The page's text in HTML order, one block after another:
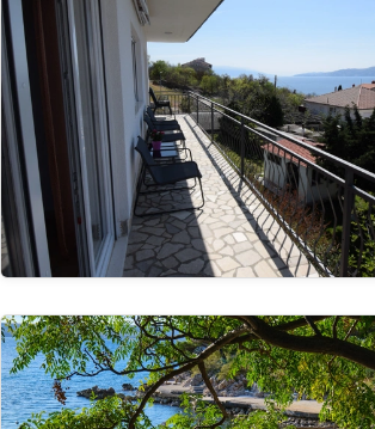
cijelu
Villa Hemingway beachfront&private